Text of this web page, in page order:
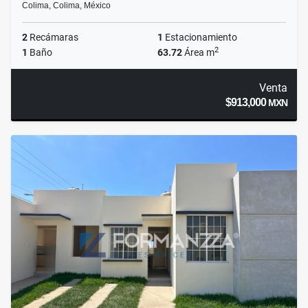
Colima, Colima, México
2 Recámaras 1 Estacionamiento
1 Baño 63.72Área m2
Venta
$913,000MXN